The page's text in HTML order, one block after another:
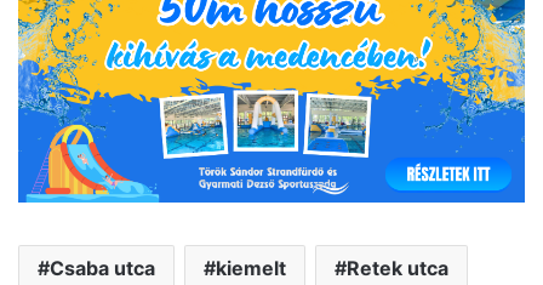
Csaba utca kiemelt Retek utca